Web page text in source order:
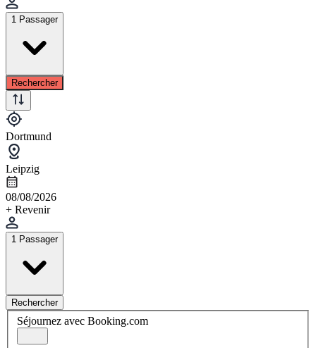
1 Passager
Rechercher
Dortmund
Leipzig
08/08/2026
+ Revenir
1 Passager
Rechercher
Séjournez avec Booking.com